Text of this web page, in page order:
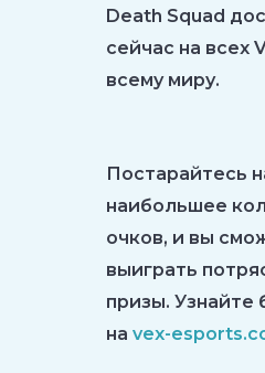
Death Squad
сейчас на всех
всему миру.
Постарайтесь
наибольшее
очков, и вы
выиграть
призы. Узнайте
наvex-